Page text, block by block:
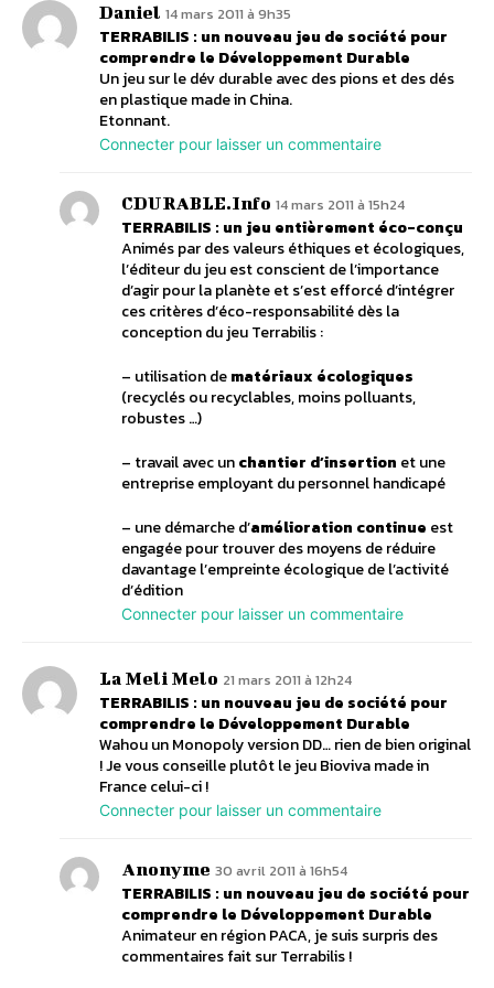
Daniel 14 mars 2011 à 9h35
TERRABILIS : un nouveau jeu de société pour
comprendre le Développement Durable
Un jeu sur le dév durable avec des pions et des dés
en plastique made in China.
Etonnant.
Connecter pour laisser un commentaire
CDURABLE.info 14 mars 2011 à 15h24
TERRABILIS : un jeu entièrement éco-conçu
Animés par des valeurs éthiques et écologiques,
l’éditeur du jeu est conscient de l’importance
d’agir pour la planète et s’est efforcé d’intégrer
ces critères d’éco-responsabilité dès la
conception du jeu Terrabilis :
– utilisation dematériaux écologiques
(recyclés ou recyclables, moins polluants,
robustes …)
– travail avec unchantier d’insertion et une
entreprise employant du personnel handicapé
– une démarche d’amélioration continue est
engagée pour trouver des moyens de réduire
davantage l’empreinte écologique de l’activité
d’édition
Connecter pour laisser un commentaire
La Meli Melo 21 mars 2011 à 12h24
TERRABILIS : un nouveau jeu de société pour
comprendre le Développement Durable
Wahou un Monopoly version DD… rien de bien original
! Je vous conseille plutôt le jeu Bioviva made in
France celui-ci !
Connecter pour laisser un commentaire
Anonyme 30 avril 2011 à 16h54
TERRABILIS : un nouveau jeu de société pour
comprendre le Développement Durable
Animateur en région PACA, je suis surpris des
commentaires fait sur Terrabilis !